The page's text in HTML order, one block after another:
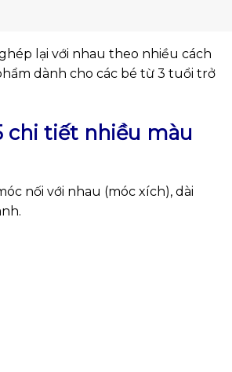
lại với nhau theo nhiều cách
dành cho các bé từ 3 tuổi trở
chi tiết nhiều màu
nối với nhau (móc xích), dài